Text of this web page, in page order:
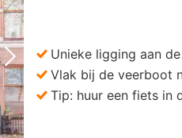
Volgende foto
Unieke ligging aan
Vlak bij de veerboot
Tip: huur een fiets in